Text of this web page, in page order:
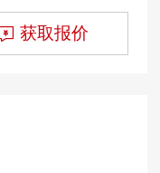
获取报价